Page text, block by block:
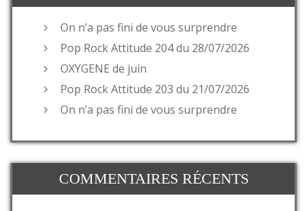
On n’a pas fini de vous surprendre
Pop Rock Attitude 204 du 28/07/2026
OXYGENE de juin
Pop Rock Attitude 203 du 21/07/2026
On n’a pas fini de vous surprendre
COMMENTAIRES RÉCENTS